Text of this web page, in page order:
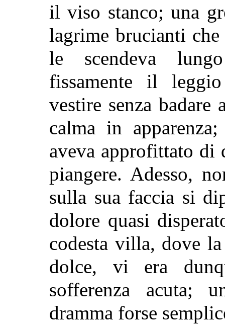
il viso stanco; una
lagrime brucianti che
le scendeva
fissamente il
vestire senza badare
calma in
aveva approfittato di
piangere. Adesso,
sulla sua faccia si
dolore quasi
codesta villa, dove
dolce, vi era
sofferenza acuta;
dramma forse